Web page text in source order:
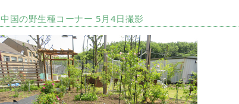
中国の野生種コーナー 5月4日撮影